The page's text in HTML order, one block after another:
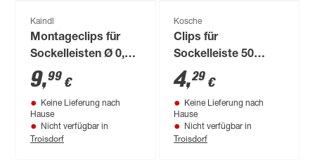
Kaindl
Montageclips für
Sockelleisten Ø 0,5
cm, 30 Stück
9,99 €
Keine Lieferung nach
Hause
Nicht verfügbar in
Troisdorf
Kosche
Clips für
Sockelleiste 50
Stück
4,29 €
Keine Lieferung nach
Hause
Nicht verfügbar in
Troisdorf